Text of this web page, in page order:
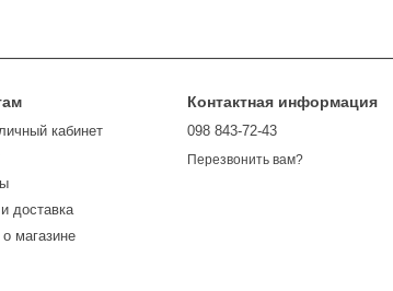
кабинет
доставка
магазине
Контактная информация
098 843-72-43
Перезвонить вам?